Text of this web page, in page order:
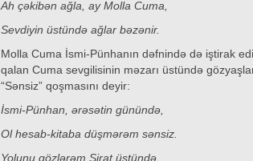
Ah çəkibən ağla, ay Molla Cuma,
Sevdiyin üstündə ağlar bəzənir.
Molla Cuma İsmi-Pünhanın dəfnində də iştirak
qalan Cuma sevgilisinin məzarı üstündə
“Sənsiz” qoşmasını deyir:
İsmi-Pünhan, ərəsətin günündə,
Ol hesab-kitaba düşmərəm sənsiz.
Yolunu gözlərəm Sirat üstündə,